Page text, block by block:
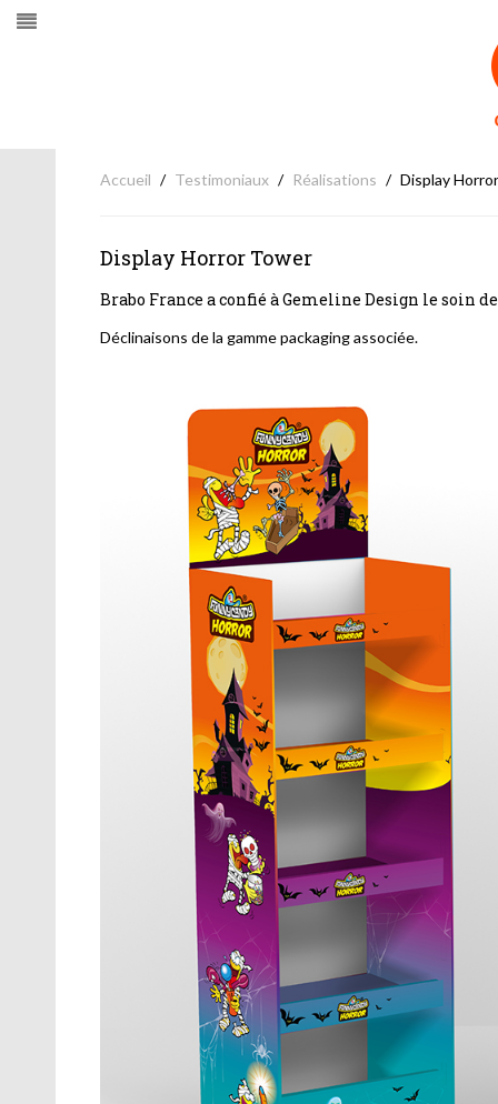
Accueil Testimoniaux Réalisations Display
Display Horror Tower
Brabo France a confié à Gemeline Design le soin
Déclinaisons de la gamme packaging associée.